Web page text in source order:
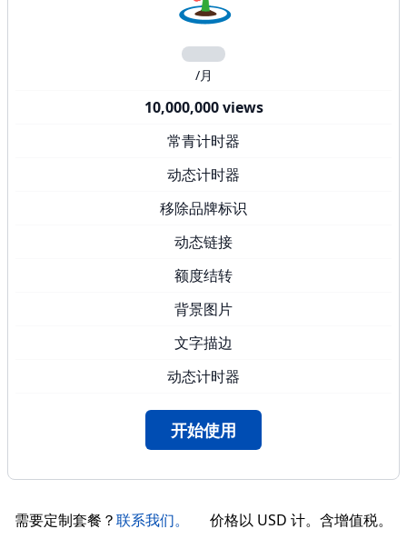
/月
10,000,000 views
常青计时器
动态计时器
移除品牌标识
动态链接
额度结转
背景图片
文字描边
动态计时器
开始使用
需要定制套餐？联系我们。 价格以 USD 计。含增值税。